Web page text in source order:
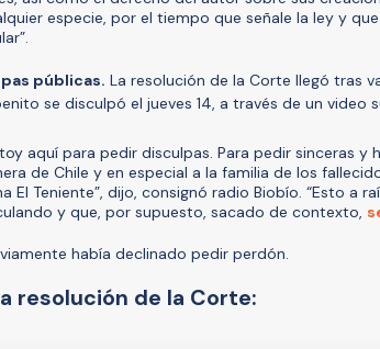
especie, por el tiempo que señale la ley y
públicas. La resolución de la Corte llegó tras
se disculpó el jueves 14, a través de un video
aquí para pedir disculpas. Para pedir sinceras y
de Chile y en especial a la familia de los
El Teniente”, dijo, consignó radio Biobío. “Esto a
y que, por supuesto, sacado de contexto,
había declinado pedir perdón.
resolución de la Corte: